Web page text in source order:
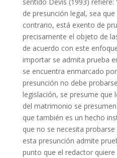
de presunción legal, sea
contrario, está exento de
precisamente el objeto de
de acuerdo con este
importar se admita prueba
se encuentra enmarcado
presunción no debe
legislación, se presume que
del matrimonio se
que también es un hecho
que no se necesita
esta presunción admite
punto que el redactor